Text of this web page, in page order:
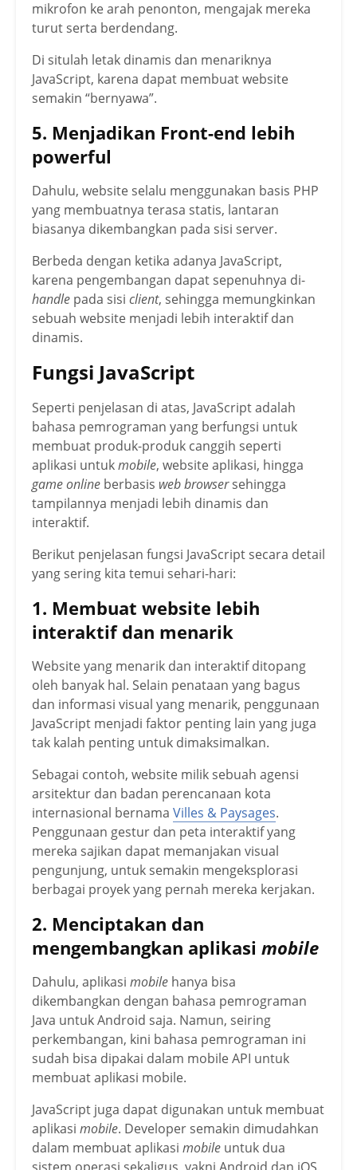
mikrofon ke arah penonton, mengajak mereka
turut serta berdendang.
Di situlah letak dinamis dan menariknya
JavaScript, karena dapat membuat website
semakin “bernyawa”.
5. Menjadikan Front-end lebih
powerful
Dahulu, website selalu menggunakan basis PHP
yang membuatnya terasa statis, lantaran
biasanya dikembangkan pada sisi server.
Berbeda dengan ketika adanya JavaScript,
karena pengembangan dapat sepenuhnya di-
handle pada sisi client, sehingga memungkinkan
sebuah website menjadi lebih interaktif dan
dinamis.
Fungsi JavaScript
Seperti penjelasan di atas, JavaScript adalah
bahasa pemrograman yang berfungsi untuk
membuat produk-produk canggih seperti
aplikasi untukmobile, website aplikasi, hingga
gameonline berbasis web browsersehingga
tampilannya menjadi lebih dinamis dan
interaktif.
Berikut penjelasan fungsi JavaScript secara detail
yang sering kita temui sehari-hari:
1. Membuat website lebih
interaktif dan menarik
Website yang menarik dan interaktif ditopang
oleh banyak hal. Selain penataan yang bagus
dan informasi visual yang menarik, penggunaan
JavaScript menjadi faktor penting lain yang juga
tak kalah penting untuk dimaksimalkan.
Sebagai contoh, website milik sebuah agensi
arsitektur dan badan perencanaan kota
internasional bernama Villes & Paysages.
Penggunaan gestur dan peta interaktif yang
mereka sajikan dapat memanjakan visual
pengunjung, untuk semakin mengeksplorasi
berbagai proyek yang pernah mereka kerjakan.
2. Menciptakan dan
mengembangkan aplikasi mobile
Dahulu, aplikasi mobile hanya bisa
dikembangkan dengan bahasa pemrograman
Java untuk Android saja. Namun, seiring
perkembangan, kini bahasa pemrograman ini
sudah bisa dipakai dalam mobile API untuk
membuat aplikasi mobile.
JavaScript juga dapat digunakan untuk membuat
aplikasi mobile. Developer semakin dimudahkan
dalam membuat aplikasi mobile untuk dua